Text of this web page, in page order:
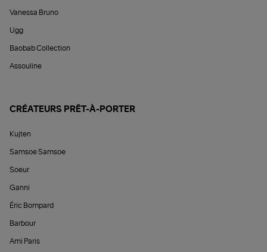
Vanessa Bruno
Ugg
Baobab Collection
Assouline
CRÉATEURS PRÊT-À-PORTER
Kujten
Samsoe Samsoe
Soeur
Ganni
Éric Bompard
Barbour
Ami Paris